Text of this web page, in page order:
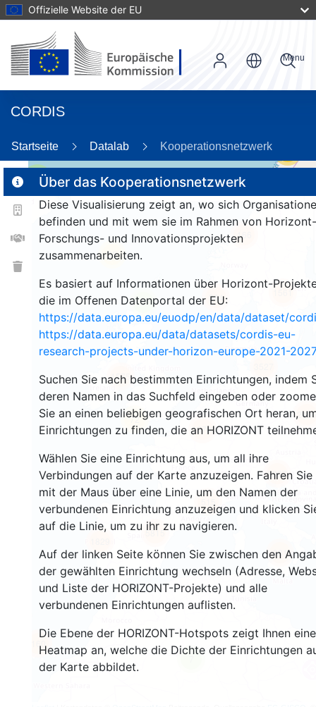
Offizielle Website der EU
CORDIS
Menu
Startseite Datalab Kooperationsnetzwerk
Über das Kooperationsnetzwerk
Diese Visualisierung zeigt an, wo sich
befinden und mit wem sie im Rahmen von Horizont-
Forschungs- und Innovationsprojekten
zusammenarbeiten.
Es basiert auf Informationen über Horizont-
die im Offenen Datenportal der EU:
https://data.europa.eu/euodp/en/data/dataset/
https://data.europa.eu/data/datasets/cordis-eu-
research-projects-under-horizon-europe-2021-2027
Suchen Sie nach bestimmten Einrichtungen, indem
deren Namen in das Suchfeld eingeben oder
Sie an einen beliebigen geografischen Ort heran,
Einrichtungen zu finden, die an HORIZONT
Wählen Sie eine Einrichtung aus, um all ihre
Verbindungen auf der Karte anzuzeigen. Fahren Sie
mit der Maus über eine Linie, um den Namen der
verbundenen Einrichtung anzuzeigen und klicken
auf die Linie, um zu ihr zu navigieren.
Auf der linken Seite können Sie zwischen den
der gewählten Einrichtung wechseln (Adresse,
und Liste der HORIZONT-Projekte) und alle
verbundenen Einrichtungen auflisten.
Die Ebene der HORIZONT-Hotspots zeigt Ihnen eine
Heatmap an, welche die Dichte der Einrichtungen
der Karte abbildet.
2
160
9
25
166
264
901
5815
72
1575
18700
8907
2400
1561